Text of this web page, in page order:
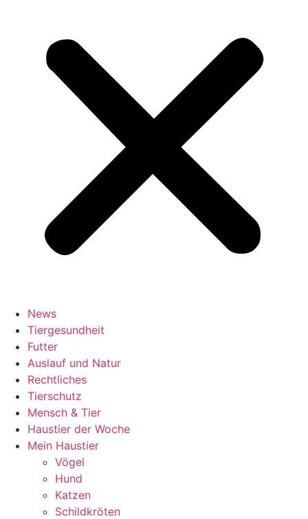
News
Tiergesundheit
Futter
Auslauf und Natur
Rechtliches
Tierschutz
Mensch & Tier
Haustier der Woche
Mein Haustier
Vögel
Hund
Katzen
Schildkröten